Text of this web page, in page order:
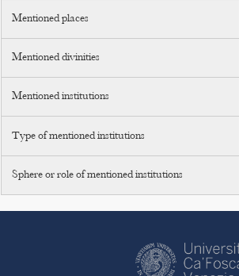
Mentioned places
Mentioned divinities
Mentioned institutions
Type of mentioned institutions
Sphere or role of mentioned institutions